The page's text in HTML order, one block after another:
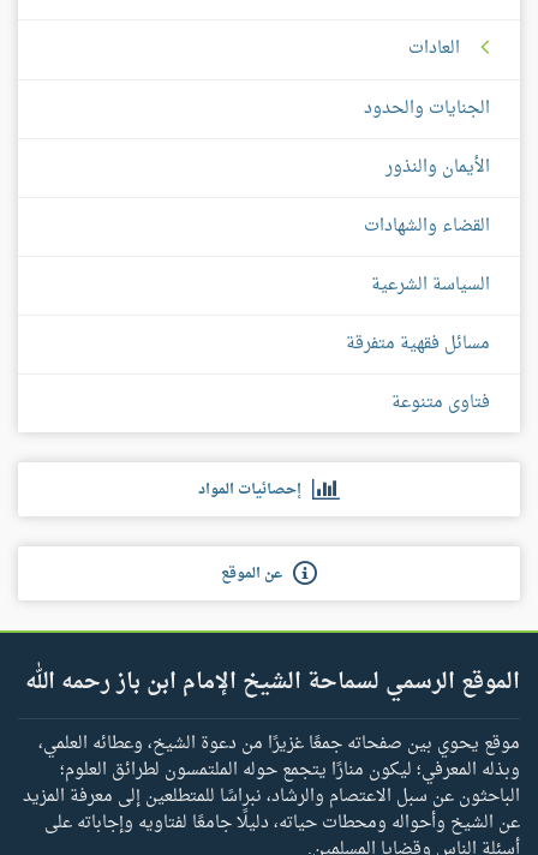
العادات
الجنايات والحدود
الأيمان والنذور
القضاء والشهادات
السياسة الشرعية
مسائل فقهية متفرقة
فتاوى متنوعة
إحصائيات المواد
عن الموقع
الموقع الرسمي لسماحة الشيخ الإمام ابن باز رحمه الله
موقع يحوي بين صفحاته جمعًا غزيرًا من دعوة الشيخ، وعطائه العلمي،
وبذله المعرفي؛ ليكون منارًا يتجمع حوله الملتمسون لطرائق العلوم؛
الباحثون عن سبل الاعتصام والرشاد، نبراسًا للمتطلعين إلى معرفة المزيد
عن الشيخ وأحواله ومحطات حياته، دليلًا جامعًا لفتاويه وإجاباته على